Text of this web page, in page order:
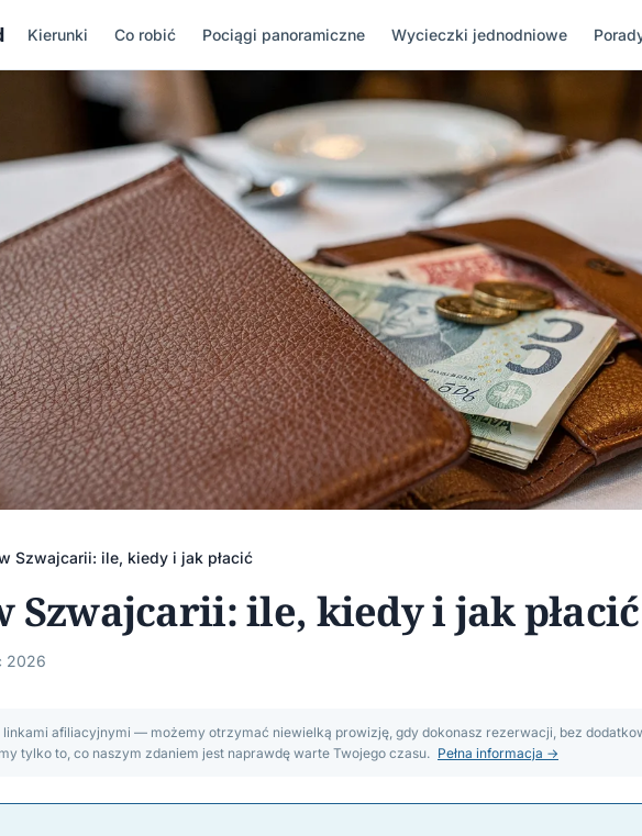
Kierunki Co robić Pociągi panoramiczne Wycieczki jednodniowe
Szwajcarii: ile, kiedy i jak płacić
Szwajcarii: ile, kiedy i jak płacić
2026
linkami afiliacyjnymi — możemy otrzymać niewielką prowizję, gdy dokonasz rezerwacji, bez
tylko to, co naszym zdaniem jest naprawdę warte Twojego czasu. Pełna informacja →